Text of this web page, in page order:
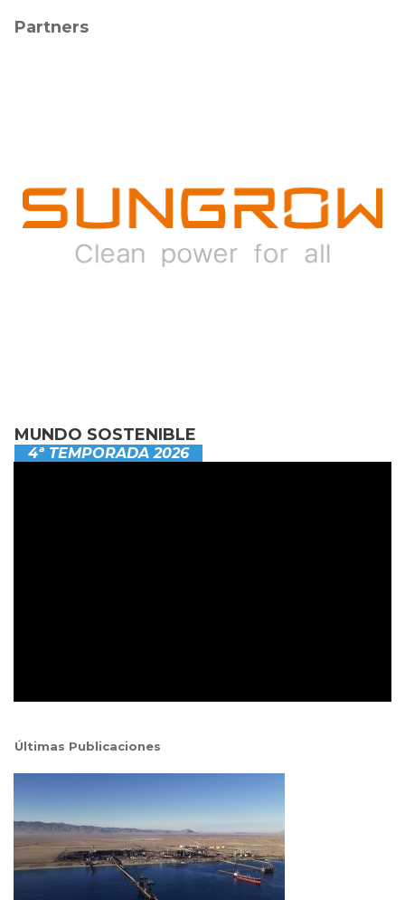
Partners
MUNDO SOSTENIBLE
4ª TEMPORADA 2026
Últimas Publicaciones